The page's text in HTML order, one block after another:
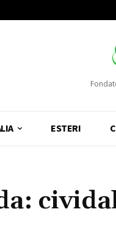
ESTERI